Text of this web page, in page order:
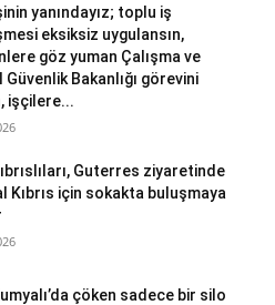
yanındayız; toplu iş
eksiksiz uygulansın,
göz yuman Çalışma ve
Güvenlik Bakanlığı görevini
işçilere...
Guterres ziyaretinde
Kıbrıs için sokakta buluşmaya
çöken sadece bir silo